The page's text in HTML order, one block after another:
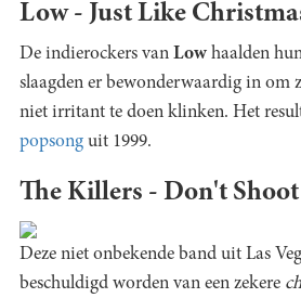
Low - Just Like
De indierockers van Low haalden
slaagden er bewonderwaardig in om
niet irritant te doen klinken. Het
popsong uit 1999.
The Killers - Don't Shoot
Deze niet onbekende band uit Las
beschuldigd worden van een zekere